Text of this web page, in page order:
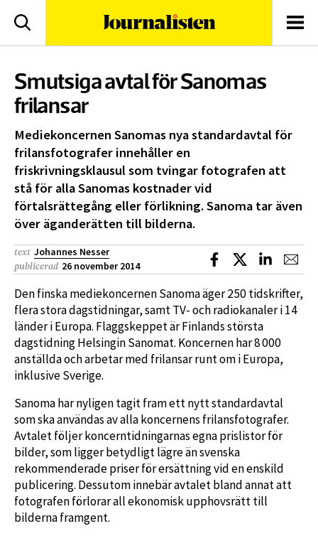
Sök
Smutsiga avtal för Sanomas
frilansar
Mediekoncernen Sanomas nya standardavtal för
frilansfotografer innehåller en
friskrivningsklausul som tvingar fotografen att
stå för alla Sanomas kostnader vid
förtalsrättegång eller förlikning. Sanoma tar även
över äganderätten till bilderna.
text Johannes Nesser
publicerad 26 november 2014
Dela på Facebook
Dela på XDela på
Den finska mediekoncernen Sanoma äger 250 tidskrifter,
flera stora dagstidningar, samt TV- och radiokanaler i 14
länder i Europa. Flaggskeppet är Finlands största
dagstidning Helsingin Sanomat. Koncernen har 8 000
anställda och arbetar med frilansar runt om i Europa,
inklusive Sverige.
Sanoma har nyligen tagit fram ett nytt standardavtal
som ska användas av alla koncernens frilansfotografer.
Avtalet följer koncerntidningarnas egna prislistor för
bilder, som ligger betydligt lägre än svenska
rekommenderade priser för ersättning vid en enskild
publicering. Dessutom innebär avtalet bland annat att
fotografen förlorar all ekonomisk upphovsrätt till
bilderna framgent.